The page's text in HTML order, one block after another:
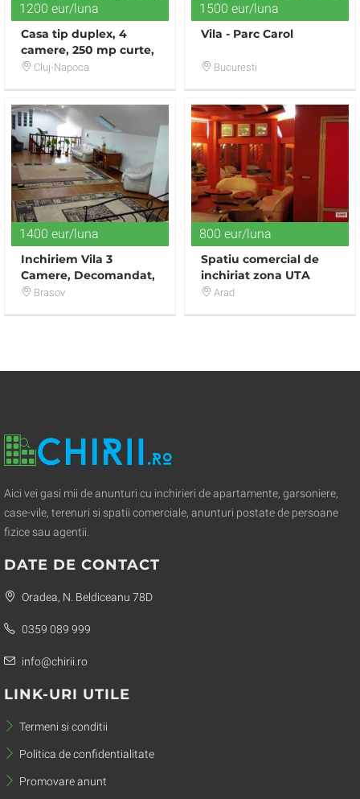
1200 eur/luna
Casa tip duplex, 4
camere, 250 mp curte,
Andrei Muresanu
Cluj-Napoca
1500 eur/luna
Vila - Parc Carol
Bucuresti
1400 eur/luna
Inchiriem Vila 3
Camere, Decomandat,
Modern, Bartolomeu
Brasov
800 eur/luna
Spatiu comercial de
inchiriat zona UTA
Arad
Aici vei gasi mii de anunturi cu inchirieri de apartamente, garsoniere,
case-vile, terenuri si spatii comerciale, anunturi postate de persoane
fizice sau agentii.
DATE DE CONTACT
Oradea, N. Beldiceanu 78D
0359 089 999
info@chirii.ro
LINK-URI UTILE
Termeni si conditii
Politica de confidentialitate
Promovare anunt